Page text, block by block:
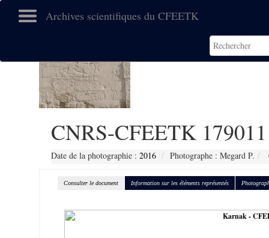
Archives scientifiques du CFEETK
CNRS-CFEETK 179011
Date de la photographie : 2016 Photographe : Megard P.
Consulter le document Information sur les éléments représentés